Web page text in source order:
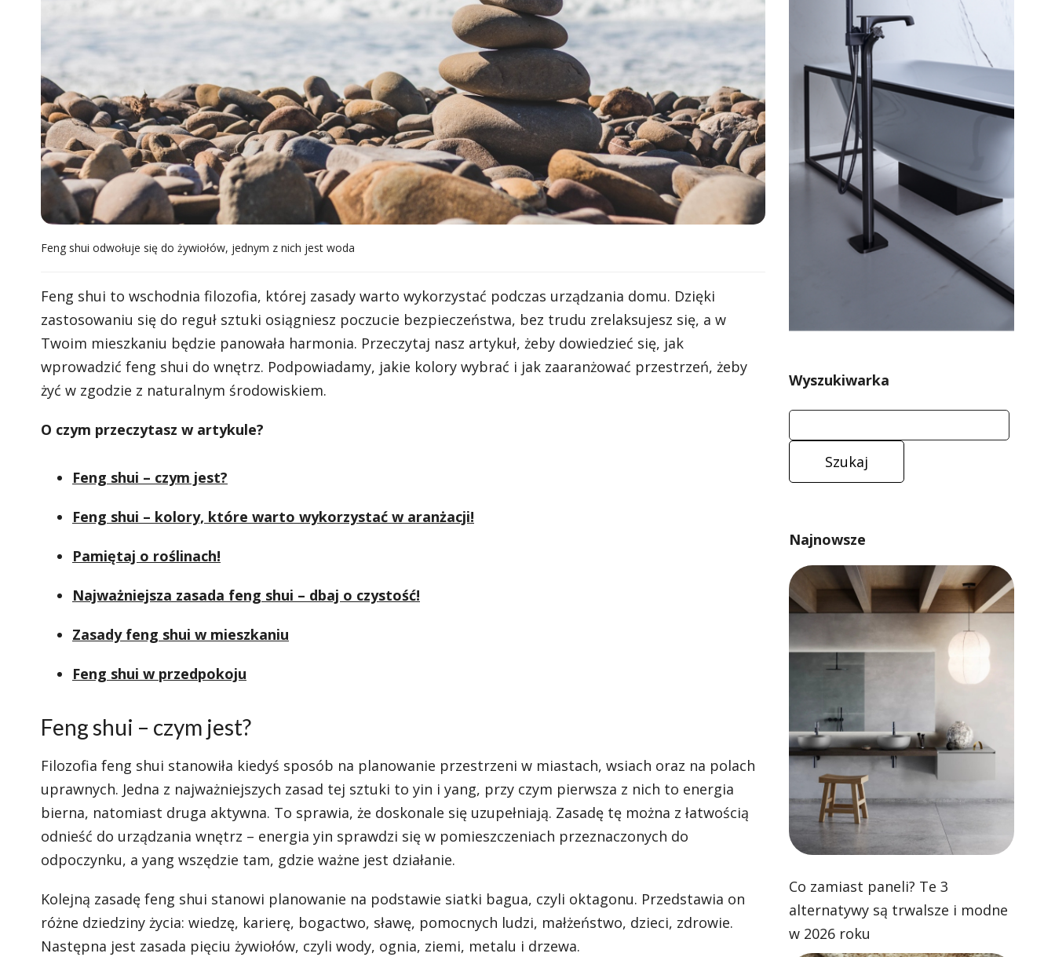
Feng shui odwołuje się do żywiołów, jednym z nich jest woda
Feng shui to wschodnia filozofia, której zasady warto wykorzystać podczas urządzania domu. Dzięki
zastosowaniu się do reguł sztuki osiągniesz poczucie bezpieczeństwa, bez trudu zrelaksujesz się, a w
Twoim mieszkaniu będzie panowała harmonia. Przeczytaj nasz artykuł, żeby dowiedzieć się, jak
wprowadzić feng shui do wnętrz. Podpowiadamy, jakie kolory wybrać i jak zaaranżować przestrzeń, żeby
żyć w zgodzie z naturalnym środowiskiem.
O czym przeczytasz w artykule?
Feng shui – czym jest?
Feng shui – kolory, które warto wykorzystać w aranżacji!
Pamiętaj o roślinach!
Najważniejsza zasada feng shui – dbaj o czystość!
Zasady feng shui w mieszkaniu
Feng shui w przedpokoju
Feng shui – czym jest?
Filozofia feng shui stanowiła kiedyś sposób na planowanie przestrzeni w miastach, wsiach oraz na polach
uprawnych. Jedna z najważniejszych zasad tej sztuki to yin i yang, przy czym pierwsza z nich to energia
bierna, natomiast druga aktywna. To sprawia, że doskonale się uzupełniają. Zasadę tę można z łatwością
odnieść do urządzania wnętrz – energia yin sprawdzi się w pomieszczeniach przeznaczonych do
odpoczynku, a yang wszędzie tam, gdzie ważne jest działanie.
Kolejną zasadę feng shui stanowi planowanie na podstawie siatki bagua, czyli oktagonu. Przedstawia on
różne dziedziny życia: wiedzę, karierę, bogactwo, sławę, pomocnych ludzi, małżeństwo, dzieci, zdrowie.
Następna jest zasada pięciu żywiołów, czyli wody, ognia, ziemi, metalu i drzewa.
Wyszukiwarka
Najnowsze
Co zamiast paneli? Te 3
alternatywy są trwalsze i modne
w 2026 roku